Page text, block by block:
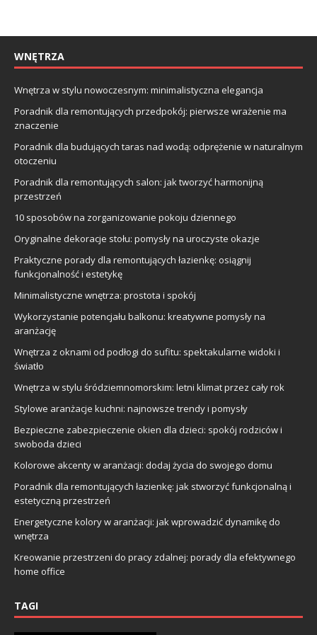
WNĘTRZA
Wnętrza w stylu nowoczesnym: minimalistyczna elegancja
Poradnik dla remontujących przedpokój: pierwsze wrażenie ma
znaczenie
Poradnik dla budujących taras nad wodą: odprężenie w naturalnym
otoczeniu
Poradnik dla remontujących salon: jak tworzyć harmonijną
przestrzeń
10 sposobów na zorganizowanie pokoju dziennego
Oryginalne dekoracje stołu: pomysły na uroczyste okazje
Praktyczne porady dla remontujących łazienkę: osiągnij
funkcjonalność i estetykę
Minimalistyczne wnętrza: prostota i spokój
Wykorzystanie potencjału balkonu: kreatywne pomysły na
aranżację
Wnętrza z oknami od podłogi do sufitu: spektakularne widoki i
światło
Wnętrza w stylu śródziemnomorskim: letni klimat przez cały rok
Stylowe aranżacje kuchni: najnowsze trendy i pomysły
Bezpieczne zabezpieczenie okien dla dzieci: spokój rodziców i
swoboda dzieci
Kolorowe akcenty w aranżacji: dodaj życia do swojego domu
Poradnik dla remontujących łazienkę: jak stworzyć funkcjonalną i
estetyczną przestrzeń
Energetyczne kolory w aranżacji: jak wprowadzić dynamikę do
wnętrza
Kreowanie przestrzeni do pracy zdalnej: porady dla efektywnego
home office
TAGI